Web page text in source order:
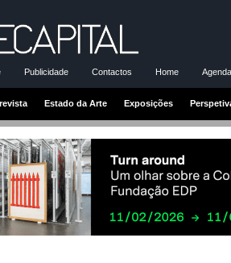
Publicidade Contactos Home
Estado da Arte Exposições